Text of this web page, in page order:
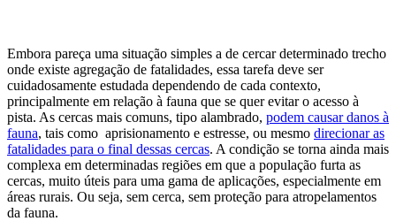
Embora pareça uma situação simples a de cercar determinado trecho
onde existe agregação de fatalidades, essa tarefa deve ser
cuidadosamente estudada dependendo de cada contexto,
principalmente em relação à fauna que se quer evitar o acesso à
pista. As cercas mais comuns, tipo alambrado, podem causar danos à
fauna, tais como aprisionamento e estresse, ou mesmo direcionar as
fatalidades para o final dessas cercas. A condição se torna ainda mais
complexa em determinadas regiões em que a população furta as
cercas, muito úteis para uma gama de aplicações, especialmente em
áreas rurais. Ou seja, sem cerca, sem proteção para atropelamentos
da fauna.